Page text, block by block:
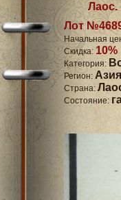
Лаос.
Лот
Начальная
Скидка: 10%
Категория:
Регион: Азия
Страна:
Состояние: